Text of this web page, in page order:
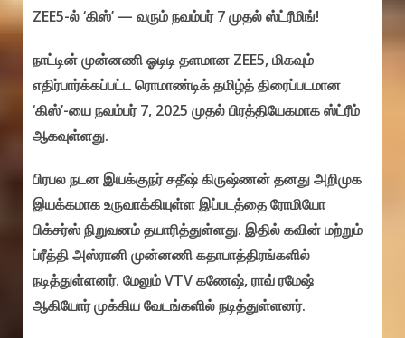
ZEE5-ல் ‘கிஸ்’ — வரும் நவம்பர் 7 முதல் ஸ்ட்ரீமிங்!
நாட்டின் முன்னணி ஓடிடி தளமான ZEE5, மிகவும்
எதிர்பார்க்கப்பட்ட ரொமாண்டிக் தமிழ்த் திரைப்படமான
‘கிஸ்’-யை நவம்பர் 7, 2025 முதல் பிரத்தியேகமாக ஸ்ட்ரீம்
ஆகவுள்ளது.
பிரபல நடன இயக்குநர் சதீஷ் கிருஷ்ணன் தனது அறிமுக
இயக்கமாக உருவாக்கியுள்ள இப்படத்தை ரோமியோ
பிக்சர்ஸ் நிறுவனம் தயாரித்துள்ளது. இதில் கவின் மற்றும்
ப்ரீத்தி அஸ்ரானி முன்னணி கதாபாத்திரங்களில்
நடித்துள்ளனர். மேலும் VTV கணேஷ், ராவ் ரமேஷ்
ஆகியோர் முக்கிய வேடங்களில் நடித்துள்ளனர்.